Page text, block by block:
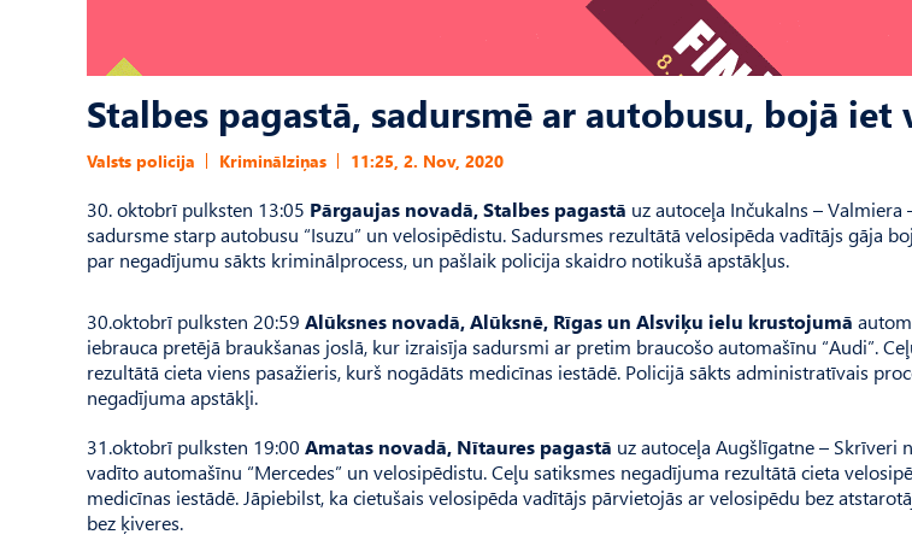
Stalbes pagastā, sadursmē ar autobusu, bojā iet
Valsts policija Kriminālziņas 11:25, 2. Nov, 2020
30. oktobrī pulksten 13:05 Pārgaujas novadā, Stalbes pagastā uz autoceļa Inčukalns –
sadursme starp autobusu “Isuzu” un velosipēdistu. Sadursmes rezultātā velosipēda vadītājs gāja
par negadījumu sākts kriminālprocess, un pašlaik policija skaidro notikušā apstākļus.
30.oktobrī pulksten 20:59 Alūksnes novadā, Alūksnē, Rīgas un Alsviķu ielu krustojumā
iebrauca pretējā braukšanas joslā, kur izraisīja sadursmi ar pretim braucošo automašīnu “Audi”.
rezultātā cieta viens pasažieris, kurš nogādāts medicīnas iestādē. Policijā sākts administratīvais
negadījuma apstākļi.
31.oktobrī pulksten 19:00 Amatas novadā, Nītaures pagastā uz autoceļa Augšlīgatne – Skrīveri
vadīto automašīnu “Mercedes” un velosipēdistu. Ceļu satiksmes negadījuma rezultātā cieta
medicīnas iestādē. Jāpiebilst, ka cietušais velosipēda vadītājs pārvietojās ar velosipēdu bez
bez ķiveres.